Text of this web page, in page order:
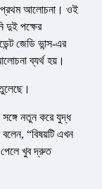
প্রথম আলোচনা। ওই
দুই পক্ষের
জেডি ভান্স-এর
ব্যর্থ হয়।
নতুন করে যুদ্ধ
“বিষয়টি এখন
পেলে খুব দ্রুত